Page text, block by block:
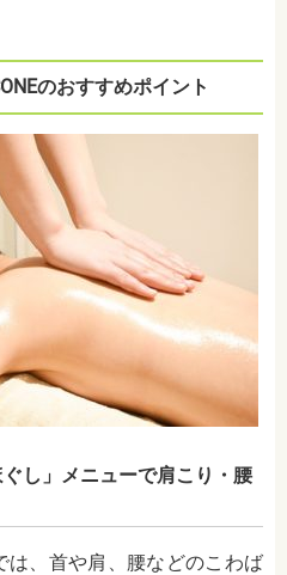
のおすすめポイント
し」メニューで肩こり・腰
は、首や肩、腰などのこわば